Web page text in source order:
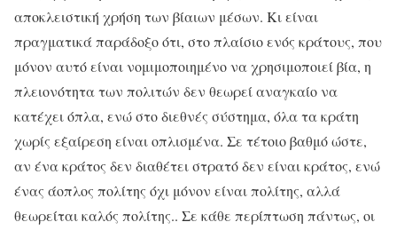
αποκλειστική χρήση των βίαιων μέσων. Κι είναι
πραγματικά παράδοξο ότι, στο πλαίσιο ενός κράτους, που
μόνον αυτό είναι νομιμοποιημένο να χρησιμοποιεί βία, η
πλειονότητα των πολιτών δεν θεωρεί αναγκαίο να
κατέχει όπλα, ενώ στο διεθνές σύστημα, όλα τα κράτη
χωρίς εξαίρεση είναι οπλισμένα. Σε τέτοιο βαθμό ώστε,
αν ένα κράτος δεν διαθέτει στρατό δεν είναι κράτος, ενώ
ένας άοπλος πολίτης όχι μόνον είναι πολίτης, αλλά
θεωρείται καλός πολίτης.. Σε κάθε περίπτωση πάντως, οι